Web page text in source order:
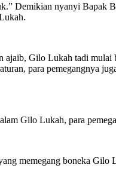
Demikian nyanyi Bapak
ajaib, Gilo Lukah tadi
para pemegangnya
Gilo Lukah, para
memegang boneka